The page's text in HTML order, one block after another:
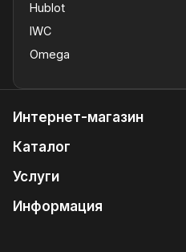
Hublot
IWC
Omega
Интернет-магазин
Каталог
Услуги
Информация